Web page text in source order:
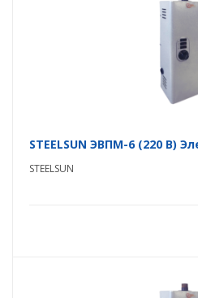
STEELSUN ЭВПМ-6 (220 В)
STEELSUN